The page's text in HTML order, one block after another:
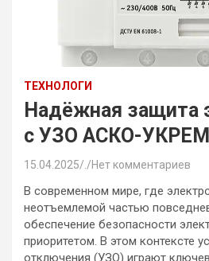
ТЕХНОЛОГИ
Надёжная защита
с УЗО АСКО-УКРЕМ
15.04.2025 Нет комментариев
В современном мире, где
неотъемлемой частью
обеспечение безопасности
приоритетом. В этом контексте
отключения (УЗО) играют